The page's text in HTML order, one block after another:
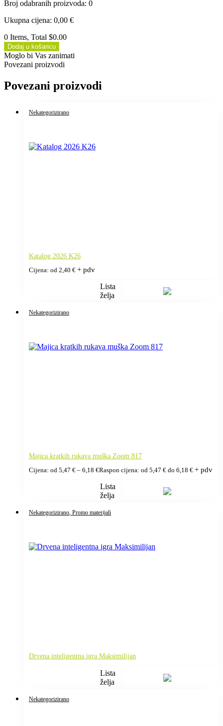
Broj odabranih proizvoda: 0
Ukupna cijena: 0,00 €
0 Items, Total $0.00
Dodaj u košaricu
Moglo bi Vas zanimati
Povezani proizvodi
Povezani proizvodi
Nekategorizirano
Katalog 2026 K26
Cijena: od 2,40 € + pdv
Lista
želja
Nekategorizirano
Majica kratkih rukava muška Zoom 817
Cijena: od 5,47 € – 6,18 €Raspon cijena: od 5,47 € do 6,18 € + pdv
Lista
želja
Nekategorizirano , Promo materijali
Drvena inteligentna igra Maksimilijan
Lista
želja
Nekategorizirano